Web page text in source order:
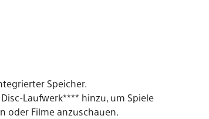
Speicher.
Laufwerk**** hinzu, um Spiele
oder Filme anzuschauen.